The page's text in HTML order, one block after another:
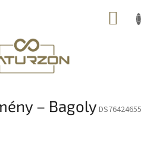
KOSÁR
– Bagoly DS76424655